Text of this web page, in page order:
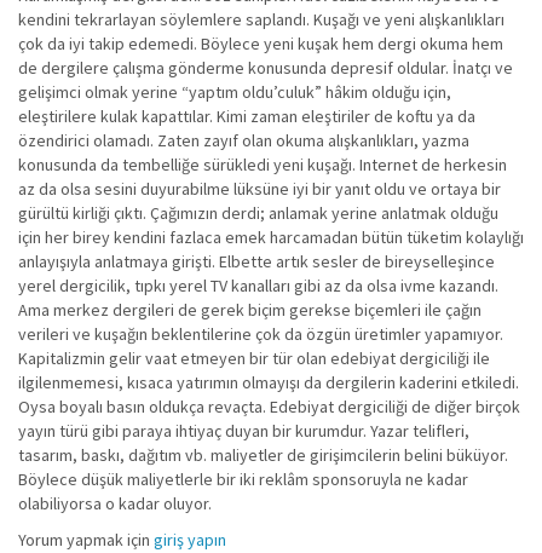
kendini tekrarlayan söylemlere saplandı. Kuşağı ve yeni alışkanlıkları
çok da iyi takip edemedi. Böylece yeni kuşak hem dergi okuma hem
de dergilere çalışma gönderme konusunda depresif oldular. İnatçı ve
gelişimci olmak yerine “yaptım oldu’culuk” hâkim olduğu için,
eleştirilere kulak kapattılar. Kimi zaman eleştiriler de koftu ya da
özendirici olamadı. Zaten zayıf olan okuma alışkanlıkları, yazma
konusunda da tembelliğe sürükledi yeni kuşağı. Internet de herkesin
az da olsa sesini duyurabilme lüksüne iyi bir yanıt oldu ve ortaya bir
gürültü kirliği çıktı. Çağımızın derdi; anlamak yerine anlatmak olduğu
için her birey kendini fazlaca emek harcamadan bütün tüketim kolaylığı
anlayışıyla anlatmaya girişti. Elbette artık sesler de bireyselleşince
yerel dergicilik, tıpkı yerel TV kanalları gibi az da olsa ivme kazandı.
Ama merkez dergileri de gerek biçim gerekse biçemleri ile çağın
verileri ve kuşağın beklentilerine çok da özgün üretimler yapamıyor.
Kapitalizmin gelir vaat etmeyen bir tür olan edebiyat dergiciliği ile
ilgilenmemesi, kısaca yatırımın olmayışı da dergilerin kaderini etkiledi.
Oysa boyalı basın oldukça revaçta. Edebiyat dergiciliği de diğer birçok
yayın türü gibi paraya ihtiyaç duyan bir kurumdur. Yazar telifleri,
tasarım, baskı, dağıtım vb. maliyetler de girişimcilerin belini büküyor.
Böylece düşük maliyetlerle bir iki reklâm sponsoruyla ne kadar
olabiliyorsa o kadar oluyor.
Yorum yapmak için giriş yapın